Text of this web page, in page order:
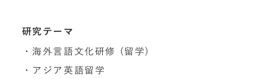
研究テーマ
・海外言語文化研修 (留学)
・アジア英語留学